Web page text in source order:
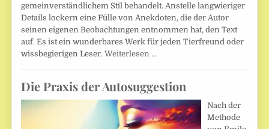
gemeinverständlichem Stil behandelt. Anstelle langwieriger
Details lockern eine Fülle von Anekdoten, die der Autor
seinen eigenen Beobachtungen entnommen hat, den Text
auf. Es ist ein wunderbares Werk für jeden Tierfreund oder
wissbegierigen Leser.Weiterlesen …
Die Praxis der Autosuggestion
Nach der
Methode